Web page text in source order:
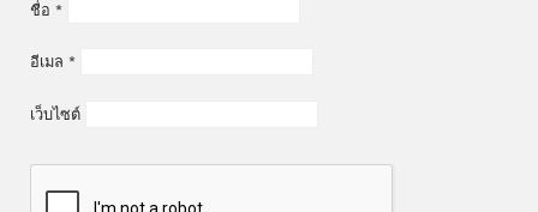
ชื่อ *
อีเมล *
เว็บไซต์